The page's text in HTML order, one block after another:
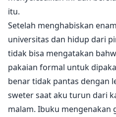
itu.
Setelah menghabiskan
universitas dan hidup dari
tidak bisa mengatakan
pakaian formal untuk
benar tidak pantas dengan
sweter saat aku turun dari
malam. Ibuku mengenakan